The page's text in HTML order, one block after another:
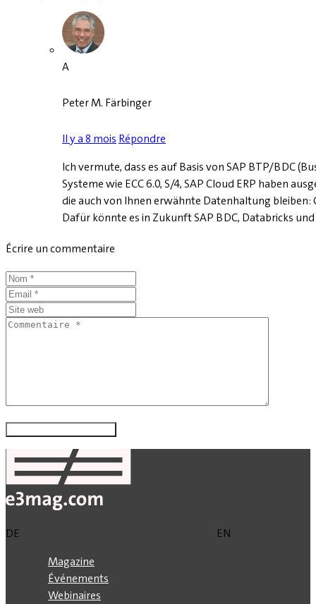
A
Peter M. Färbinger
Il y a 8 mois Répondre
Ich vermute, dass es auf Basis von SAP BTP/BDC
Systeme wie ECC 6.0, S/4, SAP Cloud ERP haben
die auch von Ihnen erwähnte Datenhaltung bleiben:
Dafür könnte es in Zukunft SAP BDC, Databricks
Écrire un commentaire
DE
EN
Magazine
Événements
Webinaires